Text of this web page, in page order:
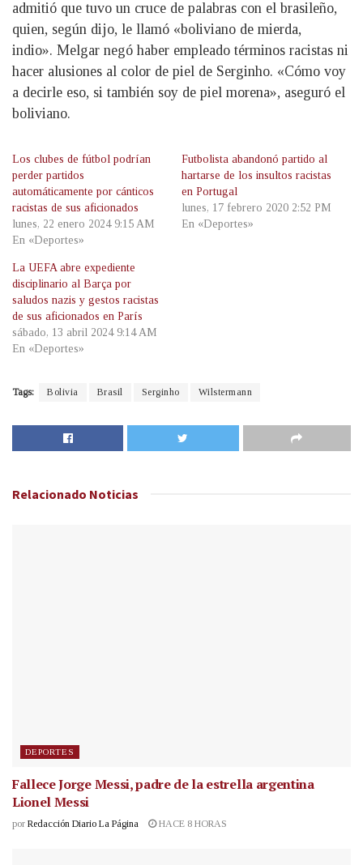
admitió que tuvo un cruce de palabras con el brasileño,
quien, según dijo, le llamó «boliviano de mierda,
indio». Melgar negó haber empleado términos racistas ni
hacer alusiones al color de piel de Serginho. «Cómo voy
a decirle eso, si también soy de piel morena», aseguró el
boliviano.
Los clubes de fútbol podrían
perder partidos
automáticamente por cánticos
racistas de sus aficionados
lunes, 22 enero 2024 9:15 AM
En «Deportes»
Futbolista abandonó partido al
hartarse de los insultos racistas
en Portugal
lunes, 17 febrero 2020 2:52 PM
En «Deportes»
La UEFA abre expediente
disciplinario al Barça por
saludos nazis y gestos racistas
de sus aficionados en París
sábado, 13 abril 2024 9:14 AM
En «Deportes»
Tags: Bolivia Brasil Serginho Wilstermann
Relacionado Noticias
DEPORTES
Fallece Jorge Messi, padre de la estrella argentina
Lionel Messi
por Redacción Diario La Página HACE 8 HORAS